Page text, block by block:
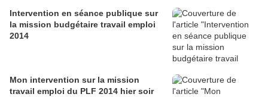
Intervention en séance publique sur
la mission budgétaire travail emploi
2014
Mon intervention sur la mission
travail emploi du PLF 2014 hier soir